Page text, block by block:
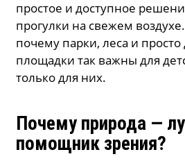
простое и доступное
прогулки на свежем
почему парки, леса и
площадки так важны для
только для них.
Почему природа —
помощник зрения?